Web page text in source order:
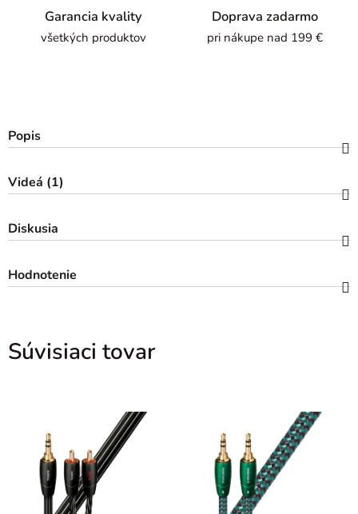
Garancia kvality
všetkých produktov
Doprava zadarmo
pri nákupe nad 199 €
Popis
Videá (1)
Diskusia
Hodnotenie
Súvisiaci tovar